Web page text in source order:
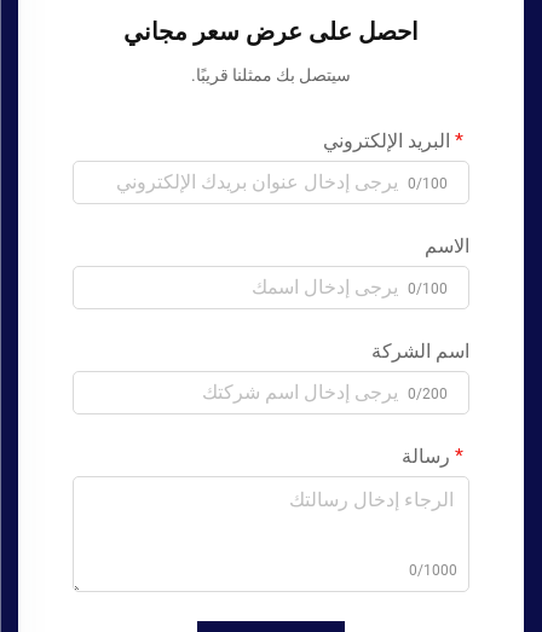
احصل على عرض سعر مجاني
سيتصل بك ممثلنا قريبًا.
البريد الإلكتروني
0/100
الاسم
0/100
اسم الشركة
0/200
رسالة
0/1000